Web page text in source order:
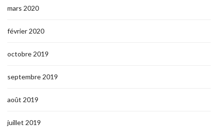
mars 2020
février 2020
octobre 2019
septembre 2019
août 2019
juillet 2019